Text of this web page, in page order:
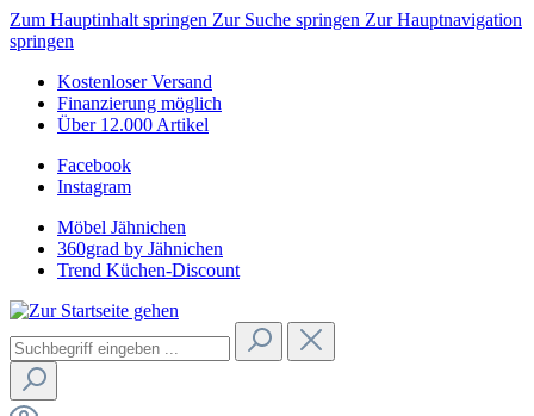
Zum Hauptinhalt springen Zur Suche springen Zur Hauptnavigation
springen
Kostenloser Versand
Finanzierung möglich
Über 12.000 Artikel
Facebook
Instagram
Möbel Jähnichen
360grad by Jähnichen
Trend Küchen-Discount